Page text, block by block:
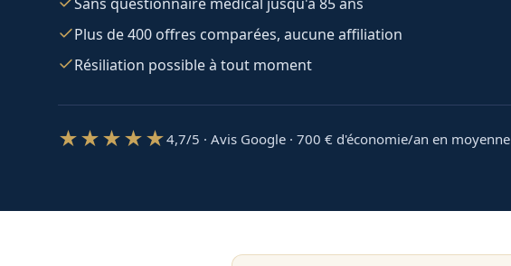
Plus de 400 offres comparées, aucune affiliation
Résiliation possible à tout moment
★★★★★4,7/5 · Avis Google · 700 € d'économie/an en moyenne